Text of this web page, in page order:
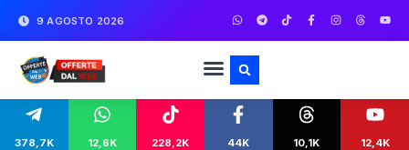
9 AGOSTO 2026
378,7K 12,6K 228,2K 44K 10,1K 12,4K